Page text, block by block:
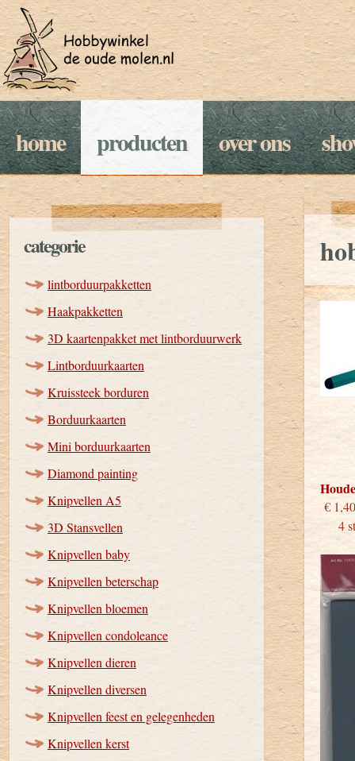
home producten over ons
categorie
lintborduurpakketten
Haakpakketten
3D kaartenpakket met lintborduurwerk
Lintborduurkaarten
Kruissteek borduren
Borduurkaarten
Mini borduurkaarten
Diamond painting
Knipvellen A5
3D Stansvellen
Knipvellen baby
Knipvellen beterschap
Knipvellen bloemen
Knipvellen condoleance
Knipvellen dieren
Knipvellen diversen
Knipvellen feest en gelegenheden
Knipvellen kerst
4